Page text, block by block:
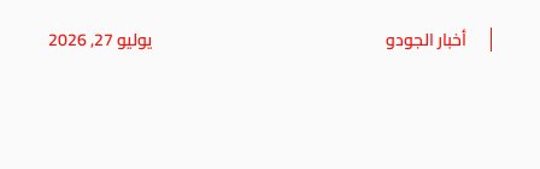
أخبار الجودو يوليو 27, 2026